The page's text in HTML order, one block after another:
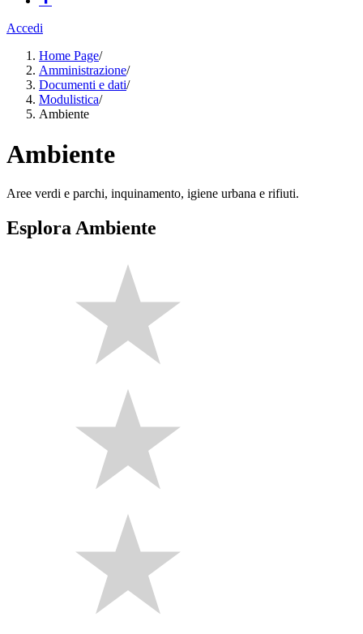
Accedi
Home Page/
Amministrazione/
Documenti e dati/
Modulistica/
Ambiente
Ambiente
Aree verdi e parchi, inquinamento, igiene urbana e rifiuti.
Esplora Ambiente